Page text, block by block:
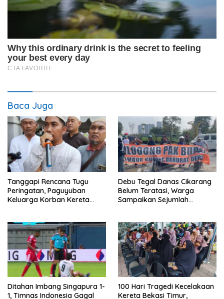
Baca Juga
Tanggapi Rencana Tugu
Peringatan, Paguyuban
Keluarga Korban Kereta
Keselamatan Lebih Dulu
Debu Tegal Danas Cikarang
Belum Teratasi, Warga
Sampaikan Sejumlah
Ditahan Imbang Singapura 1-
1, Timnas Indonesia Gagal
100 Hari Tragedi Kecelakaan
Kereta Bekasi Timur,